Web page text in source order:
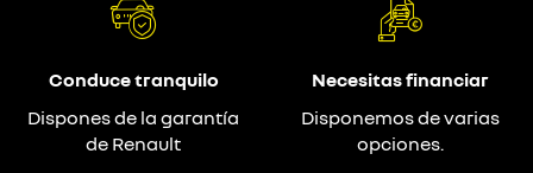
Conduce tranquilo
Dispones de la garantía
de Renault
Necesitas financiar
Disponemos de varias
opciones.